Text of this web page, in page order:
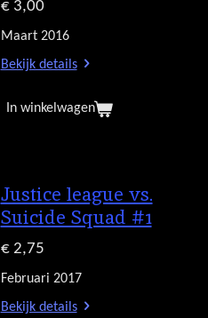
€ 3,00
Maart 2016
Bekijk details
In winkelwagen
Justice league vs.
Suicide Squad #1
€ 2,75
Februari 2017
Bekijk details